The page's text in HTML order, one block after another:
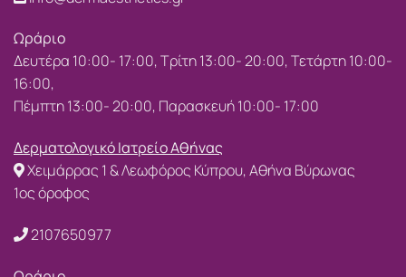
Ωράριο
Δευτέρα 10:00- 17:00, Τρίτη 13:00- 20:00, Τετάρτη 10:00-
16:00,
Πέμπτη 13:00- 20:00, Παρασκευή 10:00- 17:00
Δερματολογικό Ιατρείο Αθήνας
Χειμάρρας 1 & Λεωφόρος Κύπρου, Αθήνα Βύρωνας
1ος όροφος
2107650977